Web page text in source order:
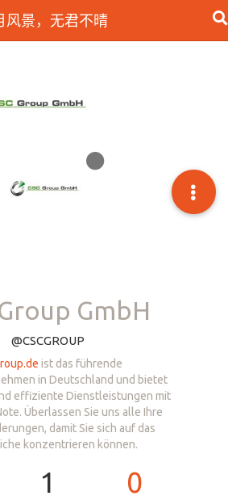
风景，无君不晴
GmbH
@CSCGROUP
ist das führende
in Deutschland und bietet
effiziente Dienstleistungen mit
Überlassen Sie uns alle Ihre
damit Sie sich auf das
konzentrieren können.
1 0